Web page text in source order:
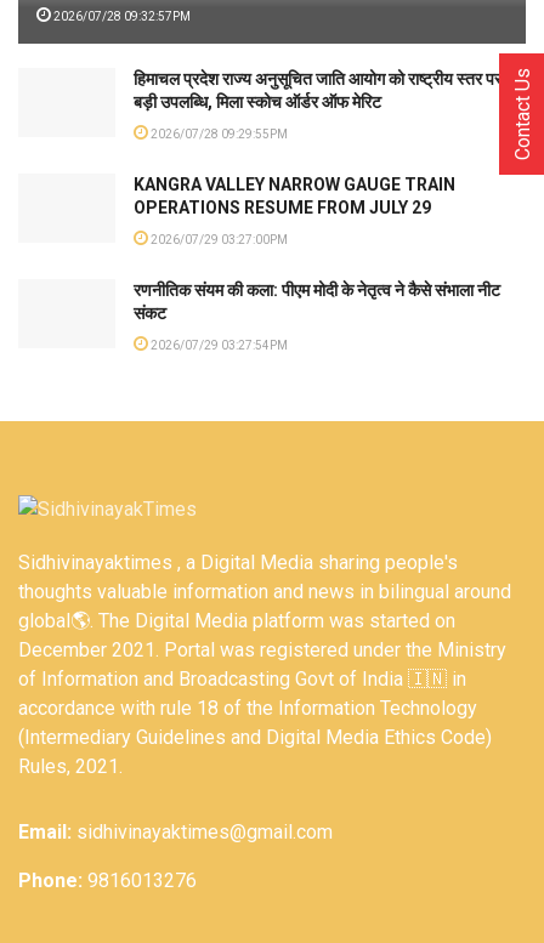
2026/07/28 09:32:57PM
हिमाचल प्रदेश राज्य अनुसूचित जाति आयोग को राष्ट्रीय स्तर पर
बड़ी उपलब्धि, मिला स्कोच ऑर्डर ऑफ मेरिट
2026/07/28 09:29:55PM
KANGRA VALLEY NARROW GAUGE TRAIN
OPERATIONS RESUME FROM JULY 29
2026/07/29 03:27:00PM
रणनीतिक संयम की कला: पीएम मोदी के नेतृत्व ने कैसे संभाला नीट
संकट
2026/07/29 03:27:54PM
Sidhivinayaktimes , a Digital Media sharing people's
thoughts valuable information and news in bilingual around
global🌎. The Digital Media platform was started on
December 2021. Portal was registered under the Ministry
of Information and Broadcasting Govt of India 🇮🇳 in
accordance with rule 18 of the Information Technology
(Intermediary Guidelines and Digital Media Ethics Code)
Rules, 2021.
Email: sidhivinayaktimes@gmail.com
Phone: 9816013276
Contact Us